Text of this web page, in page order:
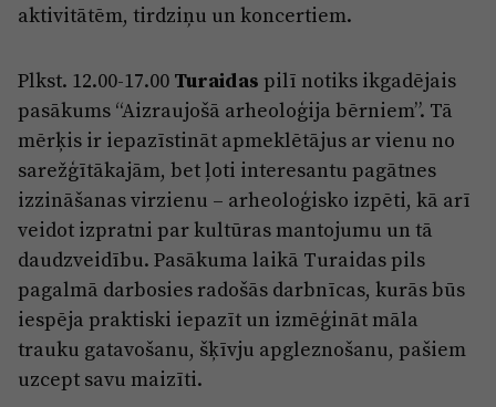
aktivitātēm, tirdziņu un koncertiem.
Plkst. 12.00-17.00 Turaidas pilī notiks ikgadējais
pasākums “Aizraujošā arheoloģija bērniem”. Tā
mērķis ir iepazīstināt apmeklētājus ar vienu no
sarežģītākajām, bet ļoti interesantu pagātnes
izzināšanas virzienu – arheoloģisko izpēti, kā arī
veidot izpratni par kultūras mantojumu un tā
daudzveidību. Pasākuma laikā Turaidas pils
pagalmā darbosies radošās darbnīcas, kurās būs
iespēja praktiski iepazīt un izmēģināt māla
trauku gatavošanu, šķīvju apgleznošanu, pašiem
uzcept savu maizīti.